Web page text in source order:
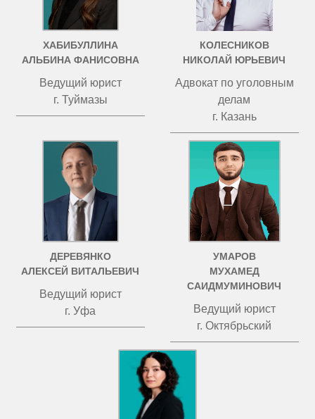
ХАБИБУЛЛИНА
АЛЬБИНА ФАНИСОВНА
Ведущий юрист
г. Туймазы
КОЛЕСНИКОВ
НИКОЛАЙ ЮРЬЕВИЧ
Адвокат по уголовным
делам
г. Казань
ДЕРЕВЯНКО
АЛЕКСЕЙ ВИТАЛЬЕВИЧ
Ведущий юрист
г. Уфа
УМАРОВ
МУХАМЕД
САИДМУМИНОВИЧ
Ведущий юрист
г. Октябрьский